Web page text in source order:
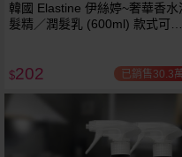
韓國 Elastine 伊絲婷~奢華香水
髮精／潤髮乳 (600ml) 款式可選
$202 已銷售30.3